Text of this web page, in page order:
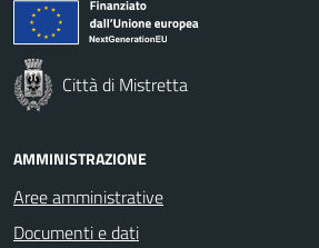
Città di Mistretta
AMMINISTRAZIONE
Aree amministrative
Documenti e dati